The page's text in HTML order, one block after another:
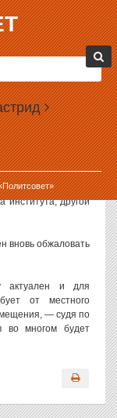
Института
попасть в четверг
новый приказ
представитель
приказа. Один —
института, другой
вновь обжаловать
актуален и для
от местного
— судя по
во многом будет